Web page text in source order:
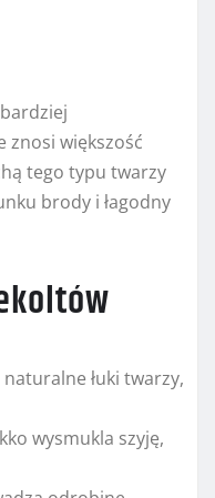
znosi większość
tego typu twarzy
brody i łagodny
łuki twarzy,
wysmukla szyję,